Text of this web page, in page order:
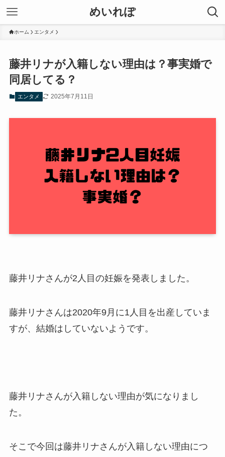
めいれぽ
ホーム エンタメ
藤井リナが入籍しない理由は？事実婚で
同居してる？
エンタメ 2025年7月11日
藤井リナさんが2人目の妊娠を発表しました。
藤井リナさんは2020年9月に1人目を出産していま
すが、結婚はしていないようです。
藤井リナさんが入籍しない理由が気になりまし
た。
そこで今回は藤井リナさんが入籍しない理由につ